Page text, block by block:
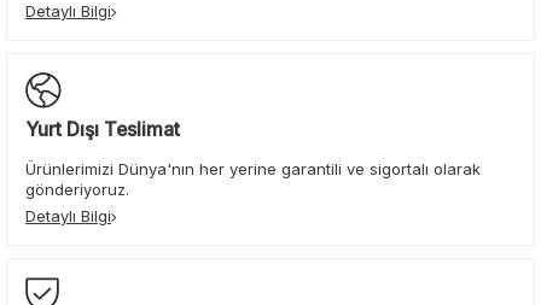
Detaylı Bilgi
Yurt Dışı Teslimat
Ürünlerimizi Dünya'nın her yerine garantili ve sigortalı olarak
gönderiyoruz.
Detaylı Bilgi